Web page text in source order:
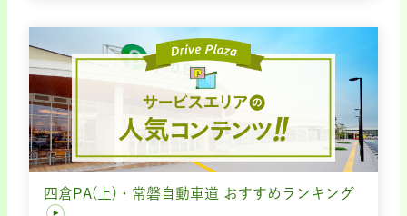
四倉PA(上)・常磐自動車道 おすすめランキング